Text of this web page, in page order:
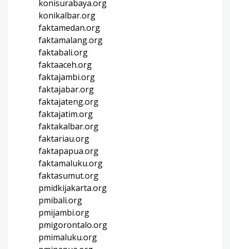
konisurabaya.org
konikalbar.org
faktamedan.org
faktamalang.org
faktabali.org
faktaaceh.org
faktajambi.org
faktajabar.org
faktajateng.org
faktajatim.org
faktakalbar.org
faktariau.org
faktapapua.org
faktamaluku.org
faktasumut.org
pmidkijakarta.org
pmibali.org
pmijambi.org
pmigorontalo.org
pmimaluku.org